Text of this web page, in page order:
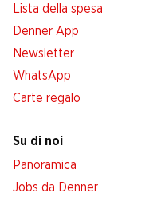
Lista della spesa
Denner App
Newsletter
WhatsApp
Carte regalo
Su di noi
Panoramica
Jobs da Denner